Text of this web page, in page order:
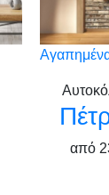
από